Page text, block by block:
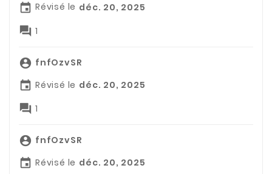
 Révisé le déc. 20, 2025
 1
 fnfOzvSR
 Révisé le déc. 20, 2025
 1
 fnfOzvSR
 Révisé le déc. 20, 2025